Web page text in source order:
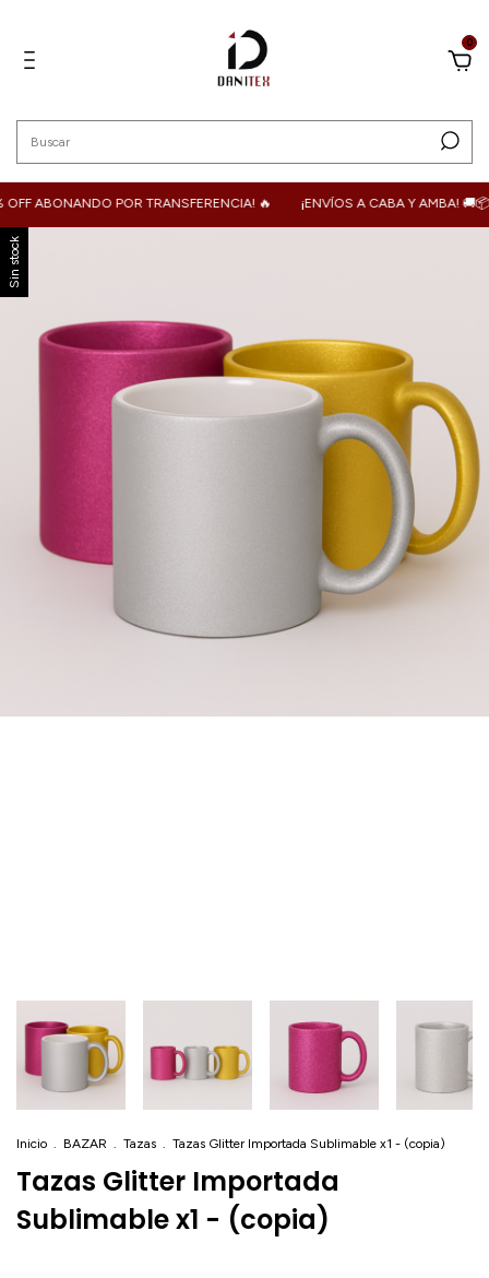
0
ABONANDO POR TRANSFERENCIA! 🔥 ¡ENVÍOS A CABA Y AMBA! 🚚📦🌐
Sin stock
Inicio . BAZAR . Tazas . Tazas Glitter Importada Sublimable x1 - (copia)
Tazas Glitter Importada
Sublimable x1 - (copia)